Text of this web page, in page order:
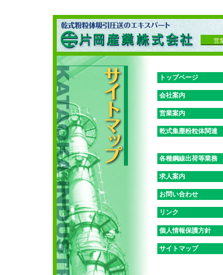
営
トップページ
会社案内
営業案内
乾式集塵粉粒体関連
各種鋼線出荷等業務
求人案内
お問い合わせ
リンク
個人情報保護方針
サイトマップ